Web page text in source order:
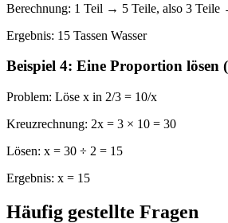
Berechnung: 1 Teil → 5 Teile, also 3 Teile
Ergebnis: 15 Tassen Wasser
Beispiel 4: Eine Proportion lösen
Problem: Löse x in 2/3 = 10/x
Kreuzrechnung: 2x = 3 × 10 = 30
Lösen: x = 30 ÷ 2 = 15
Ergebnis: x = 15
Häufig gestellte Fragen